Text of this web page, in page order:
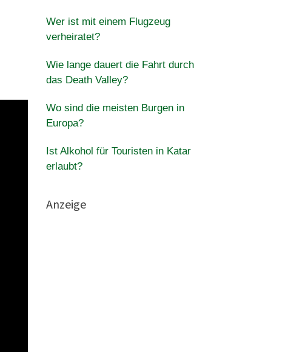
Wer ist mit einem Flugzeug
verheiratet?
Wie lange dauert die Fahrt durch
das Death Valley?
Wo sind die meisten Burgen in
Europa?
Ist Alkohol für Touristen in Katar
erlaubt?
Anzeige